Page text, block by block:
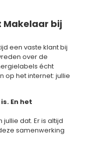
Makelaar bij
een vaste klant bij
over de
écht
op het internet: jullie
En het
dat. Er is altijd
samenwerking